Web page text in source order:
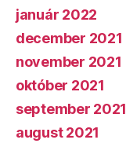
január 2022
december 2021
november 2021
október 2021
september 2021
august 2021